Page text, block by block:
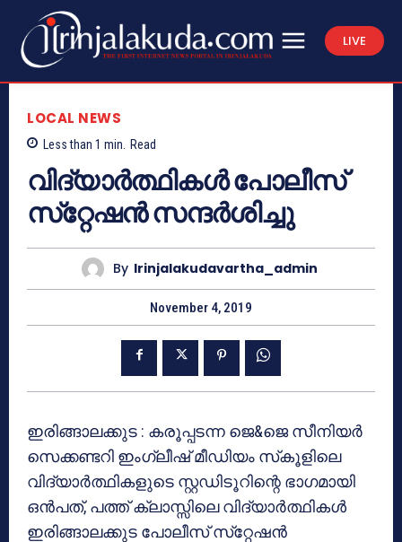
LIVE
LOCAL NEWS
Less than 1 min. Read
വിദ്യാര്‍ത്ഥികള്‍ പോലീസ്
സ്‌റ്റേഷന്‍ സന്ദര്‍ശിച്ചു
By Irinjalakudavartha_admin
November 4, 2019
ഇരിങ്ങാലക്കുട : കരൂപ്പടന്ന ജെ&ജെ സീനിയര്‍
സെക്കണ്ടറി ഇംഗ്ലീഷ് മീഡിയം സ്‌കൂളിലെ
വിദ്യാര്‍ത്ഥികളുടെ സ്റ്റഡിടൂറിന്റെ ഭാഗമായി
ഒന്‍പത്, പത്ത് ക്ലാസ്സിലെ വിദ്യാര്‍ത്ഥികള്‍
ഇരിങ്ങാലക്കുട പോലീസ് സ്‌റ്റേഷന്‍